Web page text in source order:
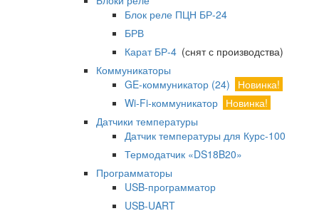
Блок реле ПЦН БР-24
БРВ
Карат БР-4 (снят с производства)
Коммуникаторы
GE-коммуникатор (24)
Новинка!
Wi-Fi-коммуникатор Новинка!
Датчики температуры
Датчик температуры для Курс-100
Термодатчик «DS18B20»
Программаторы
USB-программатор
USB-UART